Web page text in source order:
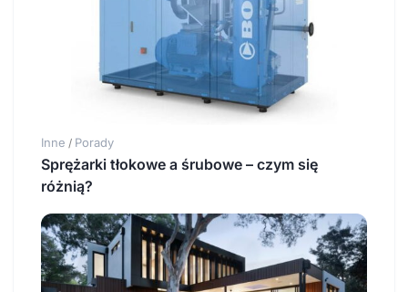
Inne / Porady
Sprężarki tłokowe a śrubowe – czym się
różnią?